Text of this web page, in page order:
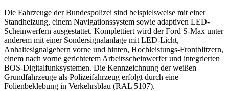
Die Fahrzeuge der Bundespolizei sind beispielsweise mit einer
Standheizung, einem Navigationssystem sowie adaptiven LED-
Scheinwerfern ausgestattet. Komplettiert wird der Ford S-Max unter
anderem mit einer Sondersignalanlage mit LED-Licht,
Anhaltesignalgebern vorne und hinten, Hochleistungs-Frontblitzern,
einem nach vorne gerichtetem Arbeitsscheinwerfer und integrierten
BOS-Digitalfunksystemen. Die Kennzeichnung der weißen
Grundfahrzeuge als Polizeifahrzeug erfolgt durch eine
Folienbeklebung in Verkehrsblau (RAL 5107).